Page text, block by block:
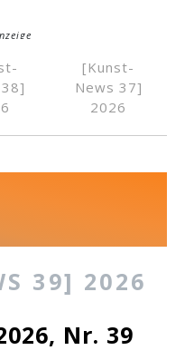
Anzeige
[Kunst-
News 37]
2026
39] 2026
Nr. 39